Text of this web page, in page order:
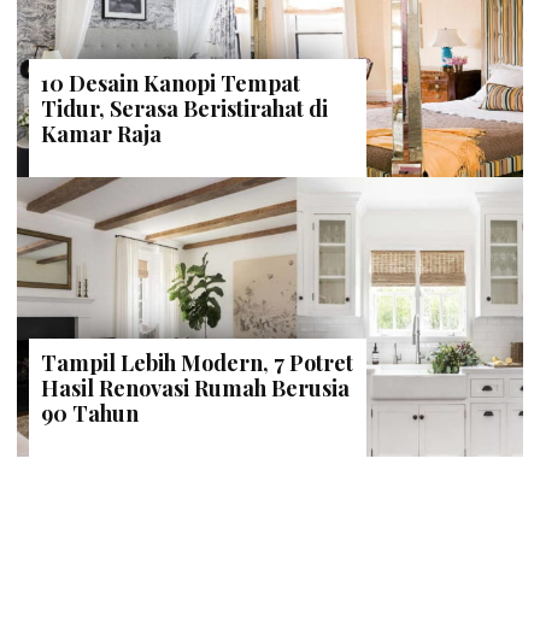
10 Desain Kanopi Tempat
Tidur, Serasa Beristirahat di
Kamar Raja
Tampil Lebih Modern, 7 Potret
Hasil Renovasi Rumah Berusia
90 Tahun